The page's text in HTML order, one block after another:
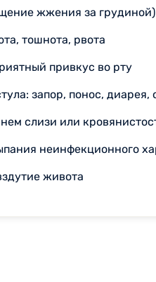
жжения за грудиной)
тошнота, рвота
привкус во рту
запор, понос, диарея,
слизи или
неинфекционного
живота